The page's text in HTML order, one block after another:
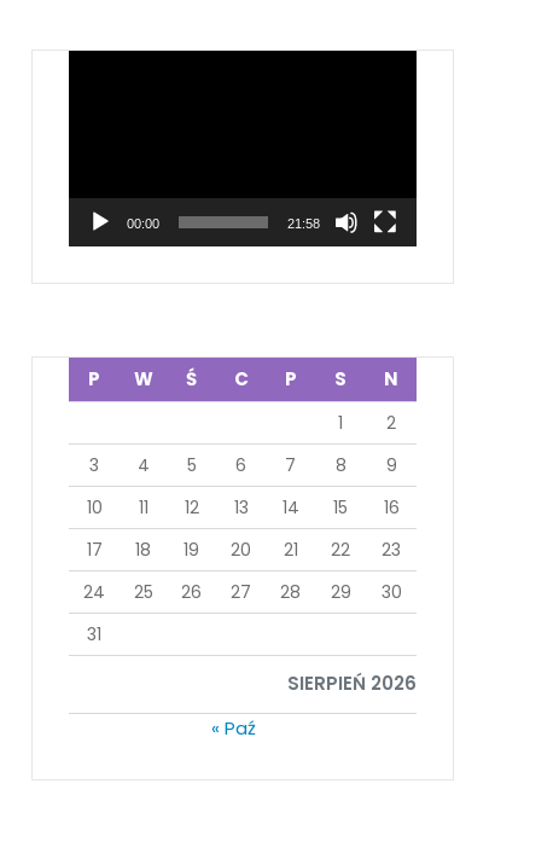
00:00 21:58
SIERPIEŃ 2026
P W Ś C P S N
1
2
3
4 5 6 7 8
9
10
11 12 13 14 15
16
17
18 19 20 21 22
23
24
25 26 27 28 29
30
31
« Paź